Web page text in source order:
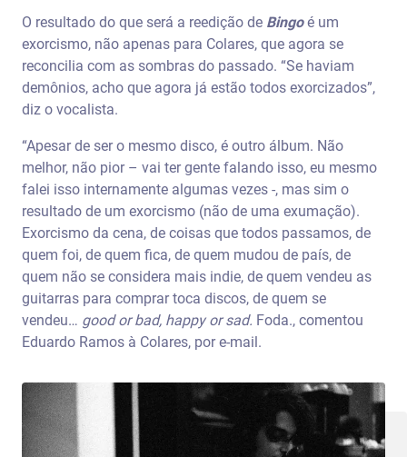
O resultado do que será a reedição de Bingoé um
exorcismo, não apenas para Colares, que agora se
reconcilia com as sombras do passado. “Se haviam
demônios, acho que agora já estão todos exorcizados”,
diz o vocalista.
“Apesar de ser o mesmo disco, é outro álbum. Não
melhor, não pior – vai ter gente falando isso, eu mesmo
falei isso internamente algumas vezes -, mas sim o
resultado de um exorcismo (não de uma exumação).
Exorcismo da cena, de coisas que todos passamos, de
quem foi, de quem fica, de quem mudou de país, de
quem não se considera mais indie, de quem vendeu as
guitarras para comprar toca discos, de quem se
vendeu… good or bad, happy or sad. Foda., comentou
Eduardo Ramos à Colares, por e-mail.